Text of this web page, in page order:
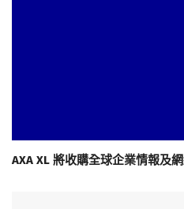
AXA XL 將收購全球企業情報及